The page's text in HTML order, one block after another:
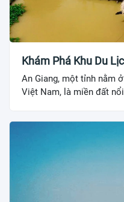
Khám Phá Khu Du
An Giang, một tỉnh nằm
Việt Nam, là miền đất